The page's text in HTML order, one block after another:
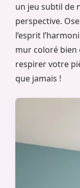
un jeu subtil de
perspective.
l’esprit
mur coloré
respirer votre
que jamais !